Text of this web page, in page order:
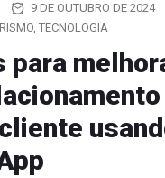
9 DE OUTUBRO DE 2024
, TECNOLOGIA
para